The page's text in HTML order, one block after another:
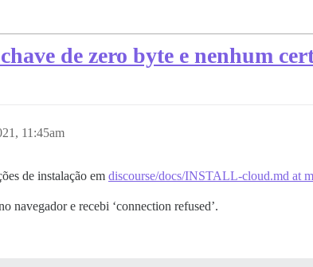
de zero byte e nenhum
11:45am
de instalação em discourse/docs/INSTALL-cloud.md at
navegador e recebi ‘connection refused’.